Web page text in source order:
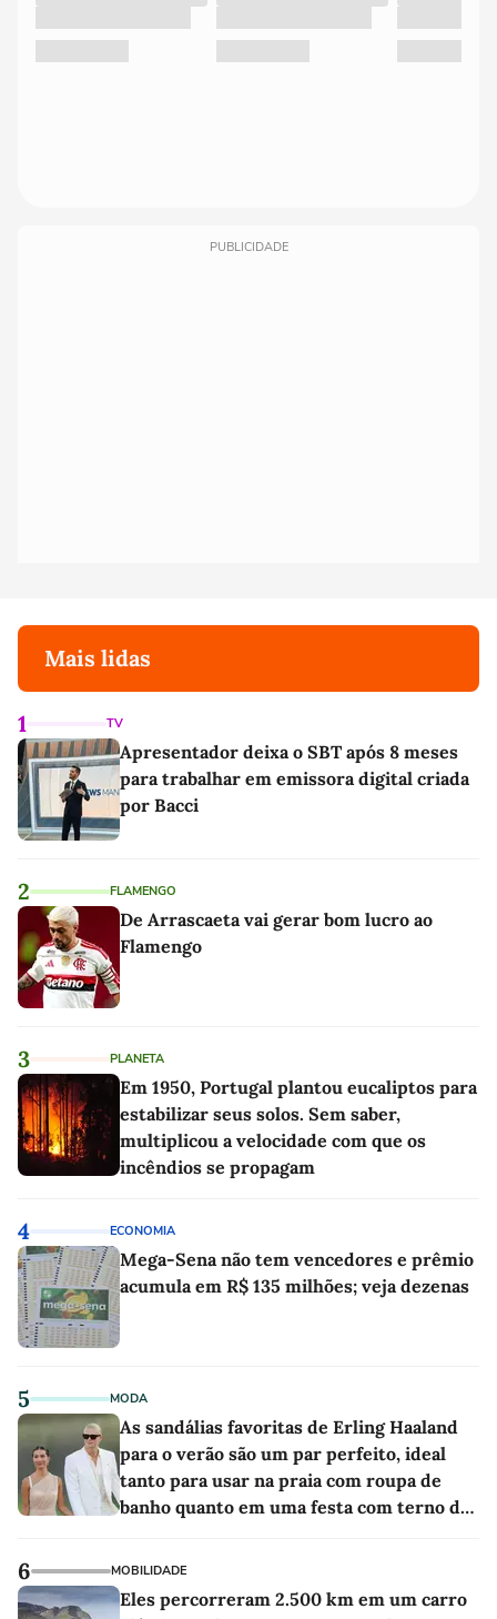
PUBLICIDADE
Mais lidas
1 TV
Apresentador deixa o SBT após 8 meses
para trabalhar em emissora digital criada
por Bacci
2 FLAMENGO
De Arrascaeta vai gerar bom lucro ao
Flamengo
3 PLANETA
Em 1950, Portugal plantou eucaliptos para
estabilizar seus solos. Sem saber,
multiplicou a velocidade com que os
incêndios se propagam
4 ECONOMIA
Mega-Sena não tem vencedores e prêmio
acumula em R$ 135 milhões; veja dezenas
5 MODA
As sandálias favoritas de Erling Haaland
para o verão são um par perfeito, ideal
tanto para usar na praia com roupa de
banho quanto em uma festa com terno de
6 MOBILIDADE
Eles percorreram 2.500 km em um carro